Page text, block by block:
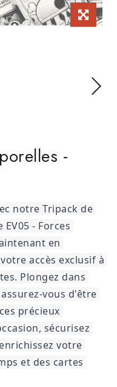
-
notre Tripack de
- Forces
en
accès exclusif à
. Plongez dans
vous d'être
précieux
sécurisez
votre
et des cartes